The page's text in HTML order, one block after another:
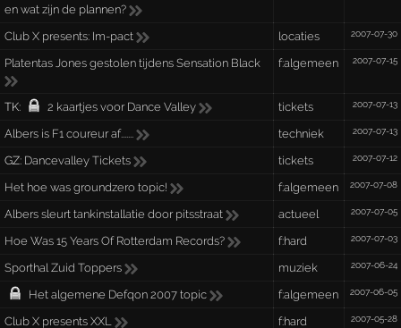
en wat zijn de plannen?
Club X presents: Im-pact locaties 2007-07-30
Platentas Jones gestolen tijdens Sensation Black f:algemeen 2007-07-15
TK: 2 kaartjes voor Dance Valley tickets 2007-07-13
Albers is F1 coureur af....... techniek 2007-07-13
GZ: Dancevalley Tickets tickets 2007-07-12
Het hoe was groundzero topic! f:algemeen 2007-07-08
Albers sleurt tankinstallatie door pitsstraat actueel 2007-07-05
Hoe Was 15 Years Of Rotterdam Records? f:hard 2007-07-03
Sporthal Zuid Toppers muziek 2007-06-24
Het algemene Defqon 2007 topic f:algemeen 2007-06-05
Club X presents XXL f:hard 2007-05-28